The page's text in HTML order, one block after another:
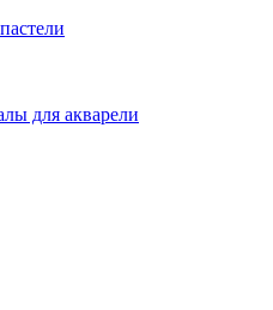
для акварели